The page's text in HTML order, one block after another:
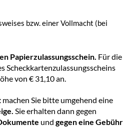
bzw. einer Vollmacht (bei
Papierzulassungsschein. Für die
Scheckkartenzulassungsscheins
von € 31,10 an.
machen Sie bitte umgehend eine
Sie erhalten dann gegen
und gegen eine Gebühr